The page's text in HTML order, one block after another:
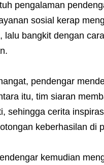
pengalaman
sosial kerap
lalu bangkit dengan
pendengar
itu, tim siaran
sehingga cerita
keberhasilan di
kemudian